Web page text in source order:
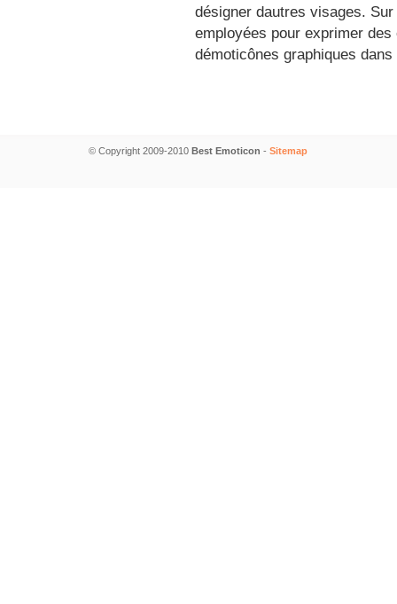
désigner dautres visages.
employées pour exprimer
démoticônes graphiques
© Copyright 2009-2010 Best Emoticon - Sitemap